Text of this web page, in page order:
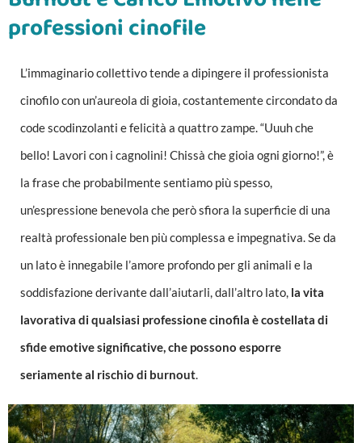
professioni cinofile
L’immaginario collettivo tende a dipingere il professionista
cinofilo con un’aureola di gioia, costantemente circondato da
code scodinzolanti e felicità a quattro zampe. “Uuuh che
bello! Lavori con i cagnolini! Chissà che gioia ogni giorno!”, è
la frase che probabilmente sentiamo più spesso,
un’espressione benevola che però sfiora la superficie di una
realtà professionale ben più complessa e impegnativa. Se da
un lato è innegabile l’amore profondo per gli animali e la
soddisfazione derivante dall’aiutarli, dall’altro lato, la vita
lavorativa di qualsiasi professione cinofila è costellata di
sfide emotive significative, che possono esporre
seriamente al rischio di burnout.